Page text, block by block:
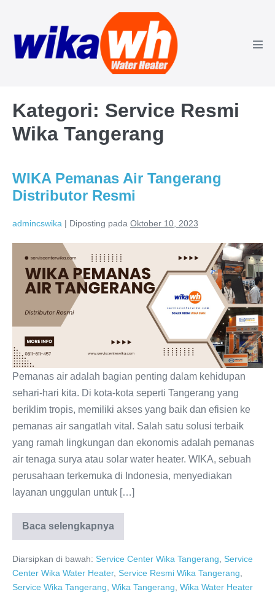
konten
Kategori: Service Resmi
Wika Tangerang
WIKA Pemanas Air Tangerang
Distributor Resmi
admincswika | Diposting pada Oktober 10, 2023
Pemanas
Distributor
Pemanas air adalah bagian penting dalam kehidupan
sehari-hari kita. Di kota-kota seperti Tangerang yang
beriklim tropis, memiliki akses yang baik dan efisien ke
pemanas air sangatlah vital. Salah satu solusi terbaik
yang ramah lingkungan dan ekonomis adalah pemanas
air tenaga surya atau solar water heater. WIKA, sebuah
perusahaan terkemuka di Indonesia, menyediakan
layanan unggulan untuk […]
Baca selengkapnya
WIKA
Pemanas
Tangerang
Distributor
Resmi
Diarsipkan di bawah: Service Center Wika Tangerang
Service
Center Wika Water Heater, Service Resmi Wika Tangerang
Service Wika Tangerang Wika Tangerang Wika Water Heater